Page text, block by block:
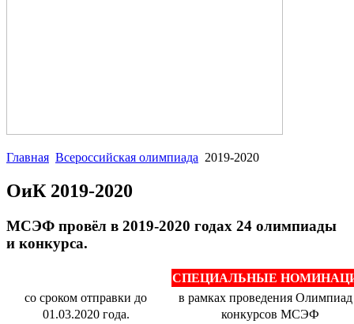
Главная Всероссийская олимпиада 2019-2020
ОиК 2019-2020
МСЭФ провёл в 2019-2020 годах 24 олимпиады
и конкурса.
СПЕЦИАЛЬНЫЕ
со сроком отправки до
01.03.2020 года.
в рамках проведения
конкурсов МСЭФ